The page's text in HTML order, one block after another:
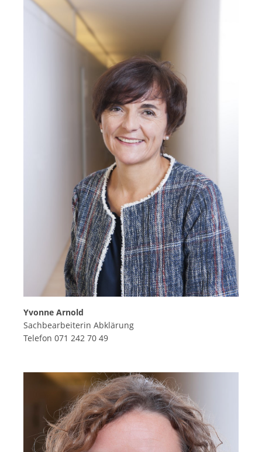
Yvonne Arnold
Sachbearbeiterin Abklärung
Telefon 071 242 70 49